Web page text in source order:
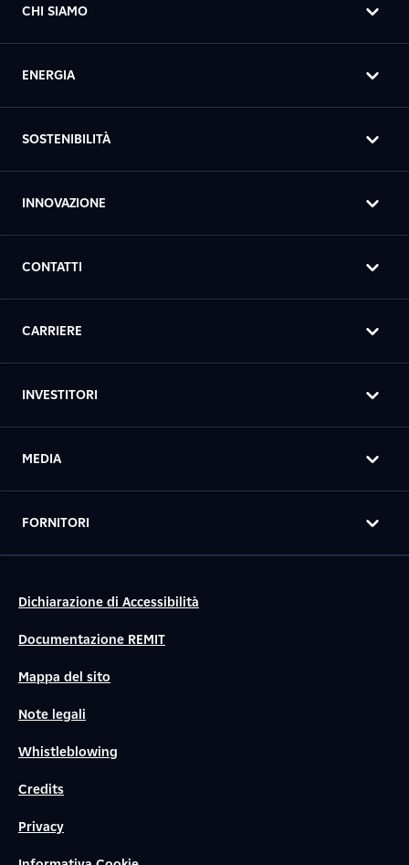
CHI SIAMO
ENERGIA
SOSTENIBILITÀ
INNOVAZIONE
CONTATTI
CARRIERE
INVESTITORI
MEDIA
FORNITORI
Dichiarazione di Accessibilità
Documentazione REMIT
Mappa del sito
Note legali
Whistleblowing
Credits
Privacy